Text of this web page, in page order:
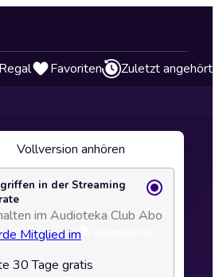
Favoriten Zuletzt angehört
Vollversion anhören
in der Streaming
im Audioteka Club Abo
Mitglied im
30 Tage gratis